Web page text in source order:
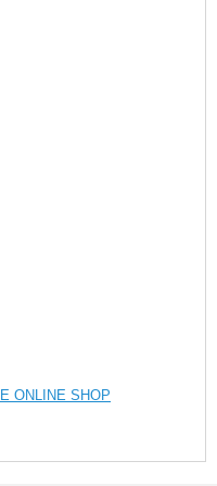
ONLINE SHOP